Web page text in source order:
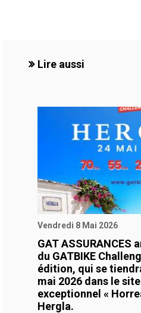
Lire aussi
Vendredi 8 Mai 2026
GAT ASSURANCES
du GATBIKE
édition, qui se
mai 2026 dans le
exceptionnel «
Hergla.